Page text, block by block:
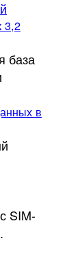
3,2
база
в
SIM-